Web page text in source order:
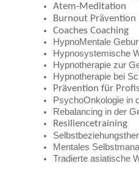
Atem-Meditation
Burnout Prävention
Coaches Coaching
HypnoMentale
Hypnosystemische
Hypnotherapie zur
Hypnotherapie bei
Prävention für
PsychoOnkologie in
Rebalancing in der
Resiliencetraining
Mentales
Tradierte asiatische